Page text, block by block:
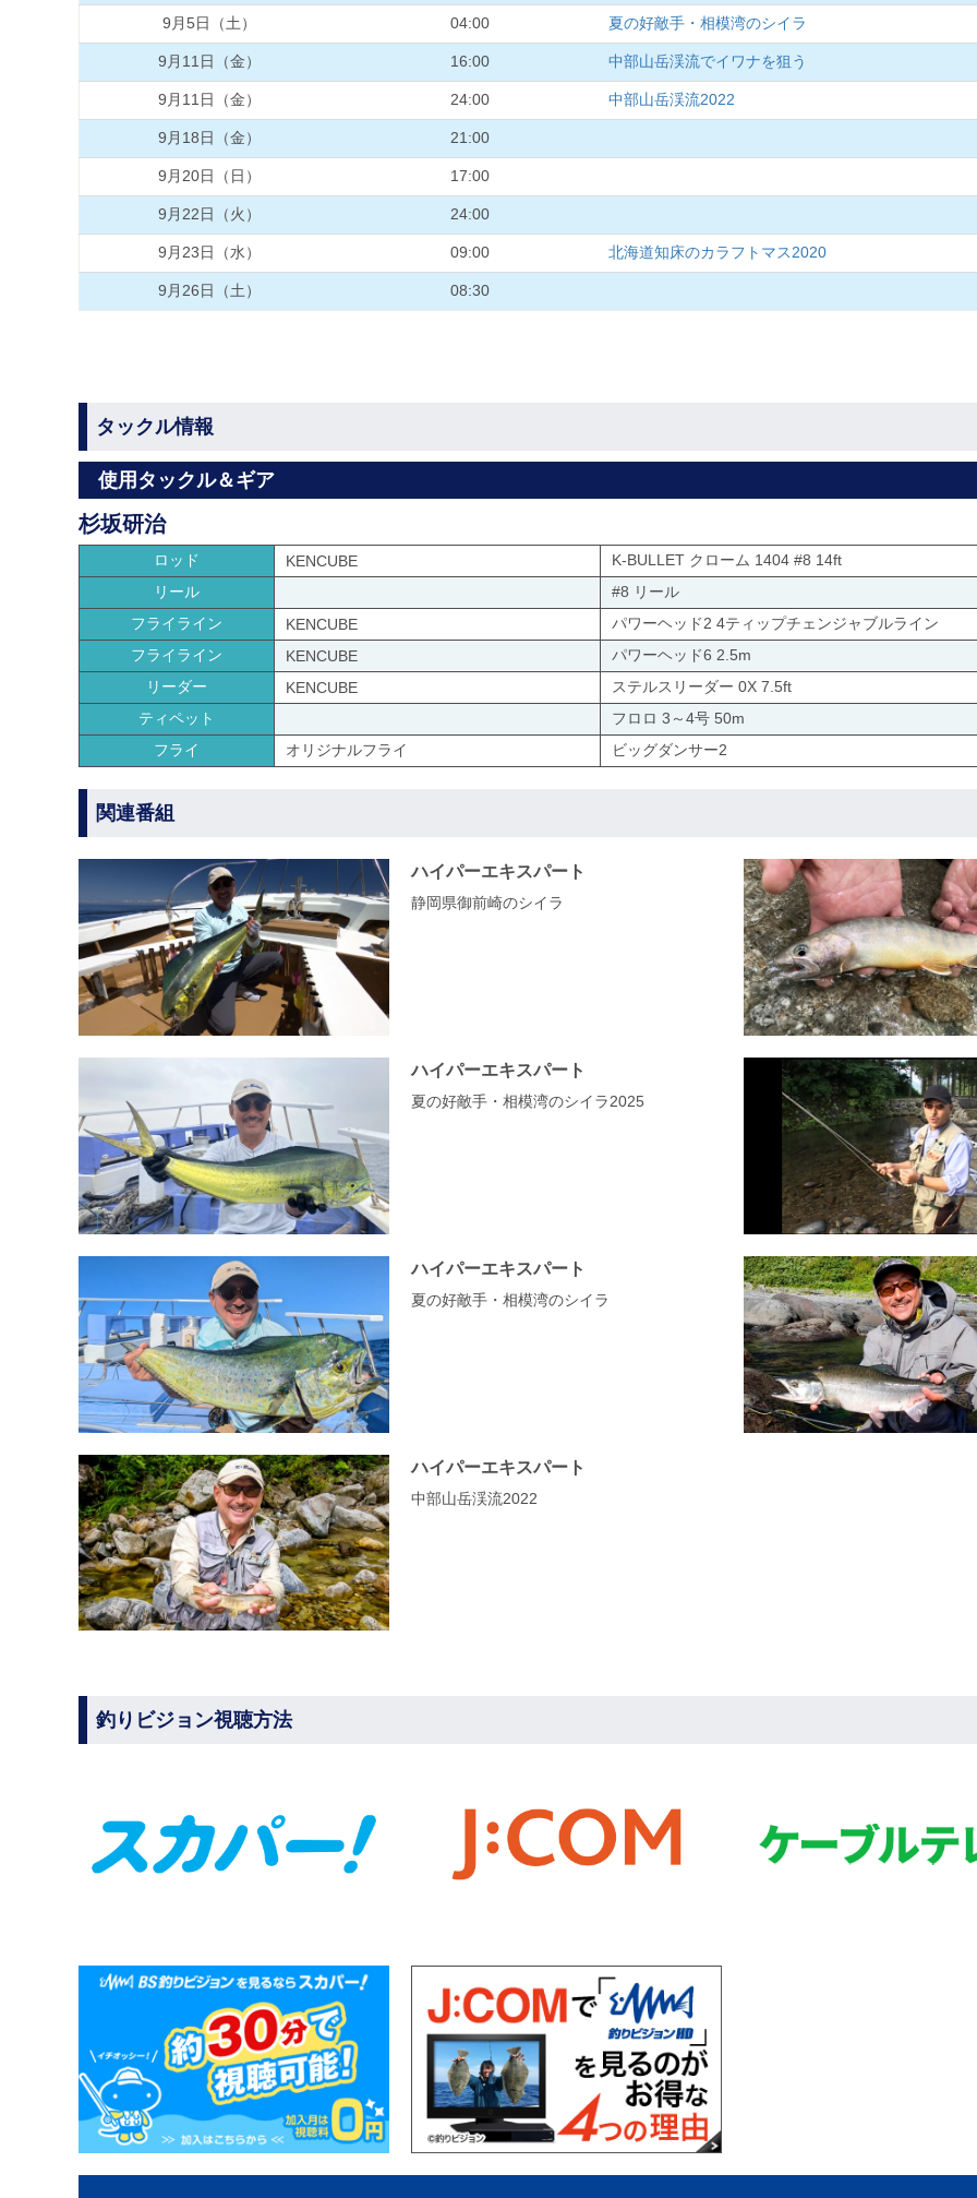
9月5日（土） 04:00 夏の好敵手・相模湾のシイラ
9月11日（金） 16:00 中部山岳渓流でイワナを狙う
9月11日（金） 24:00 中部山岳渓流2022
9月18日（金） 21:00
9月20日（日） 17:00
9月22日（火） 24:00
9月23日（水） 09:00 北海道知床のカラフトマス2020
9月26日（土） 08:30
タックル情報
使用タックル＆ギア
杉坂研治
ロッド KENCUBE
K-BULLET クローム 1404 #8 14ft
リール
#8 リール
フライライン
KENCUBE
パワーヘッド2 4ティップチェンジャブルライン
フライライン
KENCUBE
パワーヘッド6 2.5m
リーダー
KENCUBE
ステルスリーダー 0X 7.5ft
ティペット
フロロ 3～4号 50m
フライ
オリジナルフライ ビッグダンサー2
関連番組
ハイパーエキスパート
静岡県御前崎のシイラ
ハイパーエキスパート
夏の好敵手・相模湾のシイラ2025
ハイパーエキスパート
夏の好敵手・相模湾のシイラ
ハイパーエキスパート
中部山岳渓流2022
釣りビジョン視聴方法